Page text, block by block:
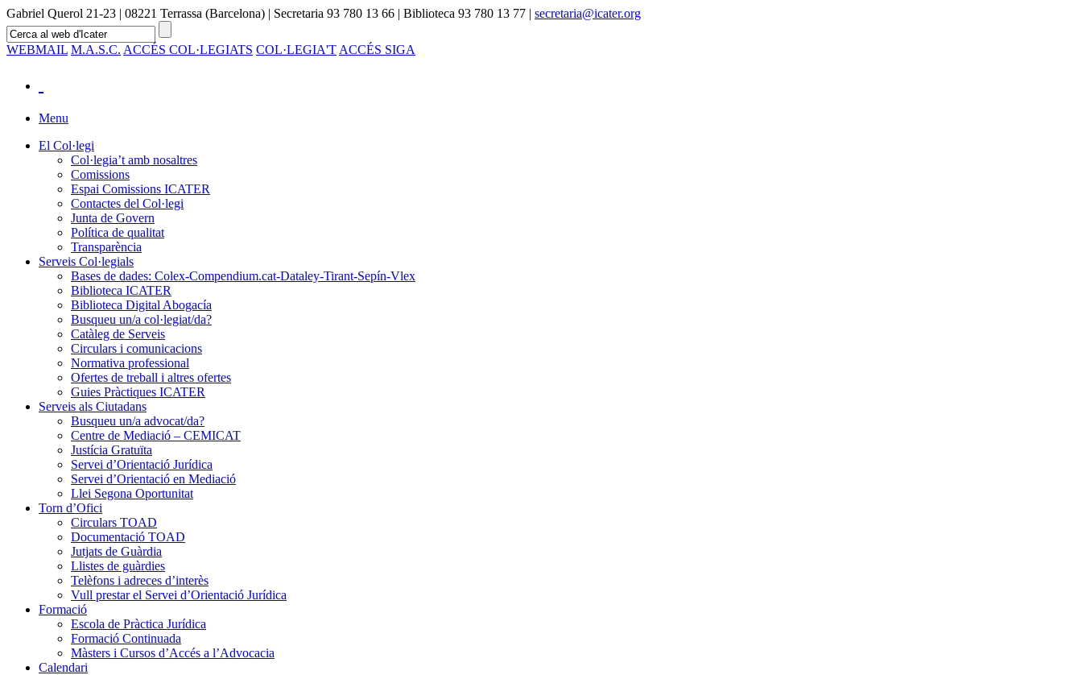
Gabriel Querol 21-23 | 08221 Terrassa (Barcelona) | Secretaria 93 780 13 66 | Biblioteca 93 780 13 77 | secretaria@icater.org
WEBMAIL M.A.S.C. ACCÉS COL·LEGIATS COL·LEGIA'T ACCÉS SIGA
Menu
El Col·legi
Col·legia’t amb nosaltres
Comissions
Espai Comissions ICATER
Contactes del Col·legi
Junta de Govern
Política de qualitat
Transparència
Serveis Col·legials
Bases de dades: Colex-Compendium.cat-Dataley-Tirant-Sepín-Vlex
Biblioteca ICATER
Biblioteca Digital Abogacía
Busqueu un/a col·legiat/da?
Catàleg de Serveis
Circulars i comunicacions
Normativa professional
Ofertes de treball i altres ofertes
Guies Pràctiques ICATER
Serveis als Ciutadans
Busqueu un/a advocat/da?
Centre de Mediació – CEMICAT
Justícia Gratuïta
Servei d’Orientació Jurídica
Servei d’Orientació en Mediació
Llei Segona Oportunitat
Torn d’Ofici
Circulars TOAD
Documentació TOAD
Jutjats de Guàrdia
Llistes de guàrdies
Telèfons i adreces d’interès
Vull prestar el Servei d’Orientació Jurídica
Formació
Escola de Pràctica Jurídica
Formació Continuada
Màsters i Cursos d’Accés a l’Advocacia
Calendari